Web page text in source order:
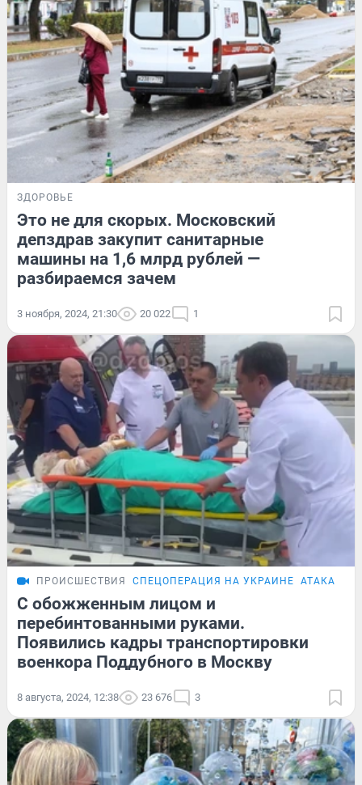
ЗДОРОВЬЕ
Это не для скорых. Московский
депздрав закупит санитарные
машины на 1,6 млрд рублей —
разбираемся зачем
3 ноября, 2024, 21:30 20 022 1
ПРОИСШЕСТВИЯ СПЕЦОПЕРАЦИЯ НА УКРАИНЕ АТАКА НА
С обожженным лицом и
перебинтованными руками.
Появились кадры транспортировки
военкора Поддубного в Москву
8 августа, 2024, 12:38 23 676 3